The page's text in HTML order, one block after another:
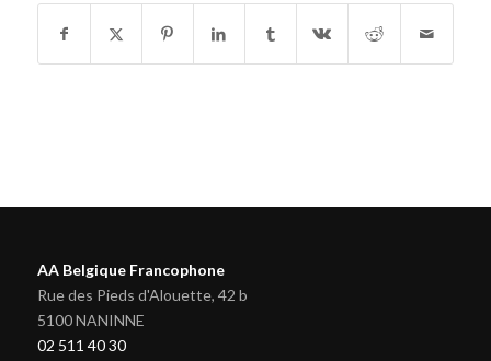
AA Belgique Francophone
Rue des Pieds d'Alouette, 42 b
5100 NANINNE
02 511 40 30